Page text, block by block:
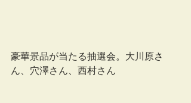
豪華景品が当たる抽選会。大川原さ
ん、穴澤さん、西村さん